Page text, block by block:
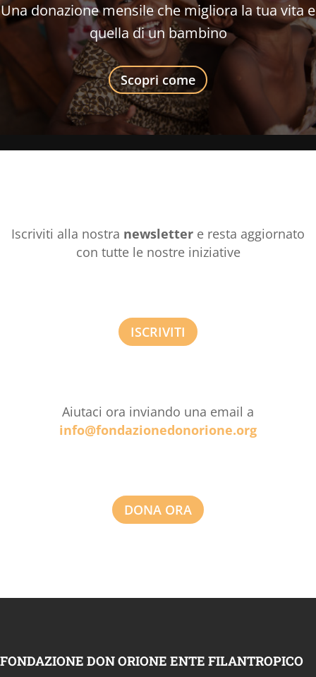
Una donazione mensile che migliora la tua vita e
quella di un bambino
Scopri come
Iscriviti alla nostra newsletter e resta aggiornato
con tutte le nostre iniziative
ISCRIVITI
Aiutaci ora inviando una email a
info@fondazionedonorione.org
DONA ORA
FONDAZIONE DON ORIONE ENTE FILANTROPICO